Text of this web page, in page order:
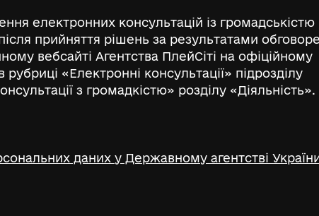
електронних консультацій із громадськістю
прийняття рішень за результатами
вебсайті Агентства ПлейСіті на офіційному
рубриці «Електронні консультації» підрозділу
з громадкістю» розділу «Діяльність».
даних у Державному агентстві